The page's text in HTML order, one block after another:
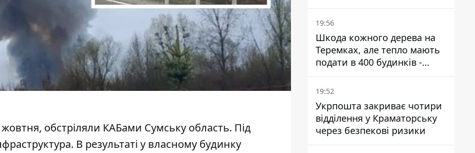
жовтня, обстріляли КАБами Сумську область. Під
В результаті у власному будинку
не підтверджений
19:56
Шкода кожного дерева на
Теремках, але тепло мають
подати в 400 будинків -
депутатка Київради
19:52
Укрпошта закриває чотири
відділення у Краматорську
через безпекові ризики